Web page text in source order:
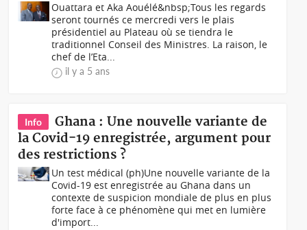
Ouattara et Aka Aouélé&nbsp;Tous les regards
seront tournés ce mercredi vers le plais
présidentiel au Plateau où se tiendra le
traditionnel Conseil des Ministres. La raison, le
chef de l’Eta...
il y a 5 ans
Info
Ghana : Une nouvelle variante de
la Covid-19 enregistrée, argument pour
des restrictions ?
Un test médical (ph)Une nouvelle variante de la
Covid-19 est enregistrée au Ghana dans un
contexte de suspicion mondiale de plus en plus
forte face à ce phénomène qui met en lumière
d'import...